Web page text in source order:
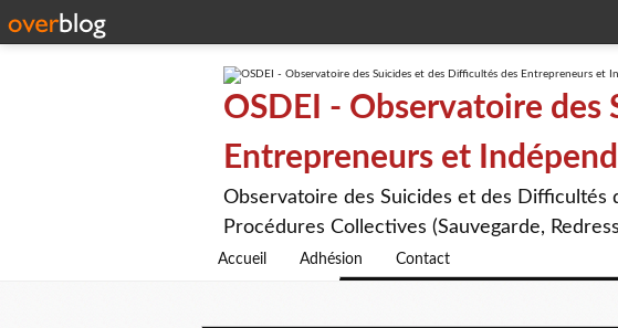
OSDEI - Observatoire des
Entrepreneurs et
Observatoire des Suicides et des
Procédures Collectives (Sauvegarde,
Accueil Adhésion Contact